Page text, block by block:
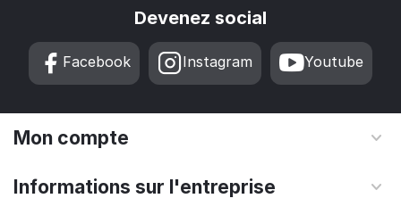
Devenez social
Facebook Instagram Youtube
Mon compte
Informations sur l'entreprise